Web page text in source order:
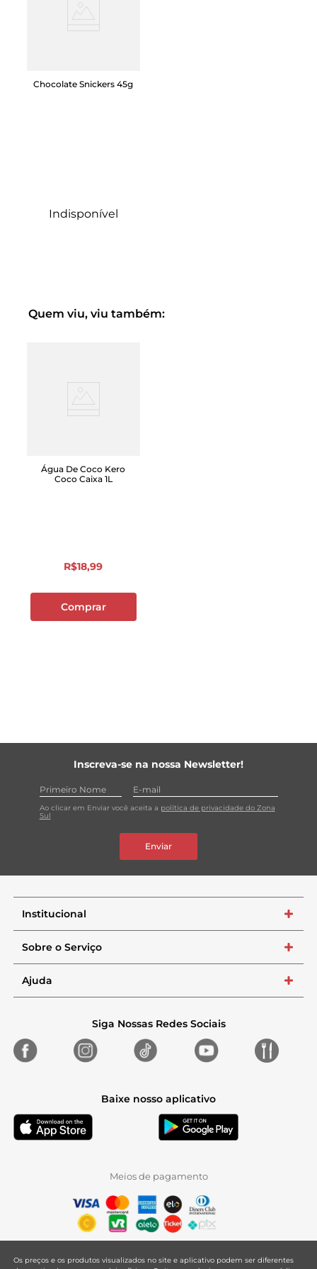
Chocolate Snickers 45g
Indisponível
Quem viu, viu também:
Água De Coco Kero
Coco Caixa 1L
R$18,99
Comprar
Inscreva-se na nossa Newsletter!
Ao clicar em Enviar você aceita a política de privacidade do Zona
Sul
Enviar
Institucional +
Sobre o Serviço +
Ajuda +
Siga Nossas Redes Sociais
Baixe nosso aplicativo
Meios de pagamento
Os preços e os produtos visualizados no site e aplicativo podem ser diferentes